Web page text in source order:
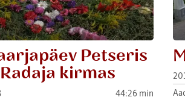
Petseris
kirmas
44:26 min